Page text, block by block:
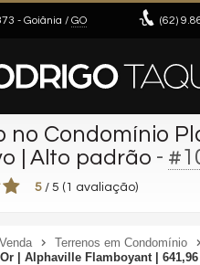
- Goiânia / GO (62)
no Condomínio
| Alto padrão -
5 / 5 ( 1 avaliação)
Terrenos em Condomínio
| Alphaville Flamboyant |